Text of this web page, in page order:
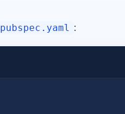
pubspec.yaml :